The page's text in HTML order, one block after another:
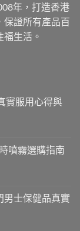
年，打造香港
保證所有產品百
生活。
實服用心得與
噴霧選購指南
男士保健品真實